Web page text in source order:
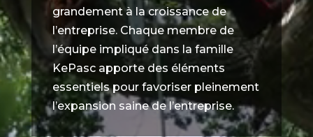
grandement à la croissance de
l’entreprise. Chaque membre de
l’équipe impliqué dans la famille
KePasc apporte des éléments
essentiels pour favoriser pleinement
l’expansion saine de l’entreprise.